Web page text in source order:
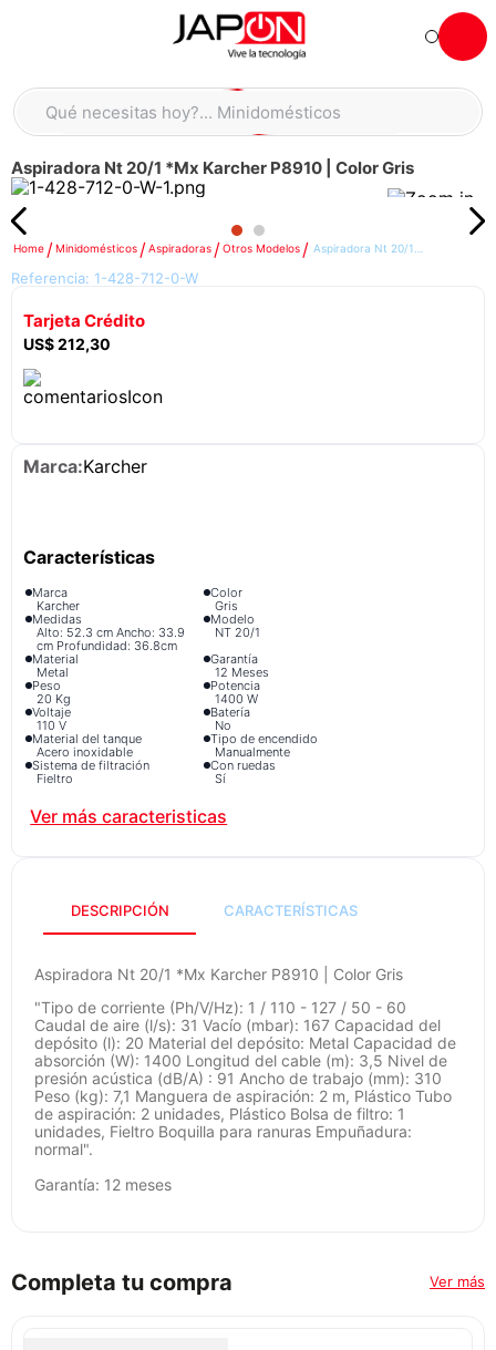
Hola... qué necesitas hoy?
Qué necesitas hoy?... Accesorios de cocina
Aspiradora Nt 20/1 *Mx Karcher P8910 | Color Gris
Minidomésticos Aspiradoras Otros Modelos
Referencia: 1-428-712-0-W
Tarjeta Crédito
US$212,30
Karcher
Marca
Karcher
Color
Gris
Medidas
Alto: 52.3 cm Ancho: 33.9
cm Profundidad: 36.8cm
Modelo
NT 20/1
Material
Metal
Garantía
12 Meses
Peso
20 Kg
Potencia
1400 W
Voltaje
110 V
Batería
No
Material del tanque
Acero inoxidable
Tipo de encendido
Manualmente
Sistema de filtración
Fieltro
Con ruedas
Sí
Incluye
DESCRIPCIÓN CARACTERÍSTICAS
Aspiradora Nt 20/1 *Mx Karcher P8910 | Color Gris
"Tipo de corriente (Ph/V/Hz): 1 / 110 - 127 / 50 - 60
Caudal de aire (l/s): 31 Vacío (mbar): 167 Capacidad del
depósito (l): 20 Material del depósito: Metal Capacidad de
absorción (W): 1400 Longitud del cable (m): 3,5 Nivel de
presión acústica (dB/A) : 91 Ancho de trabajo (mm): 310
Peso (kg): 7,1 Manguera de aspiración: 2 m, Plástico Tubo
de aspiración: 2 unidades, Plástico Bolsa de filtro: 1
unidades, Fieltro Boquilla para ranuras Empuñadura:
normal".
Garantía: 12 meses
Completa tu compra Ver más
TÉRMINOS MÁS BUSCADOS
2. refrigeradora
3. lavadora
4. england sound parlantes
scooter
6. laptop
8 . congelador
10. cocina